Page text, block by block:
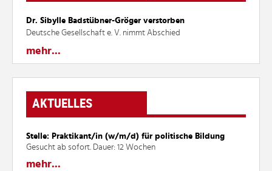
Dr. Sibylle Badstübner-Gröger verstorben
Deutsche Gesellschaft e. V. nimmt Abschied
mehr...
AKTUELLES
Stelle: Praktikant/in (w/m/d) für politische Bildung
Gesucht ab sofort. Dauer: 12 Wochen
mehr...